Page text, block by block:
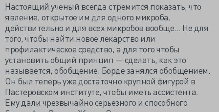
Настоящий ученый всегда стремится показать, что
явление, открытое им для одного микроба,
действительно и для всех микробов вообще... Не для
того, чтобы найти новое лекарство или
профилактическое средство, а для того чтобы
установить общий принцип — сделать, как это
называется, обобщение. Борде занялся обобщением.
Он был теперь уже достаточно крупной фигурой в
Пастеровском институте, чтобы иметь ассистента.
Ему дали чрезвычайно серьезного и способного